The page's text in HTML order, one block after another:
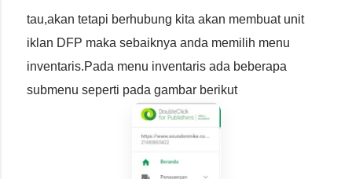
tau,akan tetapi berhubung kita akan membuat unit
iklan DFP maka sebaiknya anda memilih menu
inventaris.Pada menu inventaris ada beberapa
submenu seperti pada gambar berikut